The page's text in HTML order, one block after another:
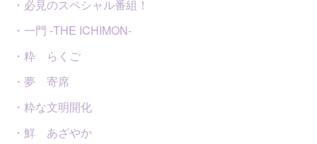
・必見のスペシャル番組！
・一門 -THE ICHIMON-
・粋 らくご
・夢 寄席
・粋な文明開化
・鮮 あざやか